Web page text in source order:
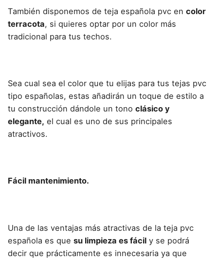
También disponemos de teja española pvc en color
terracota, si quieres optar por un color más
tradicional para tus techos.
Sea cual sea el color que tu elijas para tus tejas pvc
tipo españolas, estas añadirán un toque de estilo a
tu construcción dándole un tono clásico y
elegante, el cual es uno de sus principales
atractivos.
Fácil mantenimiento.
Una de las ventajas más atractivas de la teja pvc
española es que su limpieza es fácil y se podrá
decir que prácticamente es innecesaria ya que